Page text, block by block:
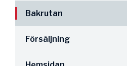
Bakrutan
Försäljning